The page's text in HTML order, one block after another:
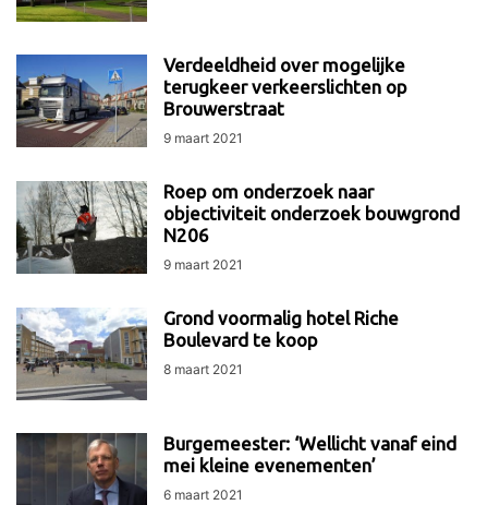
Verdeeldheid over mogelijke
terugkeer verkeerslichten op
Brouwerstraat
9 maart 2021
Roep om onderzoek naar
objectiviteit onderzoek bouwgrond
N206
9 maart 2021
Grond voormalig hotel Riche
Boulevard te koop
8 maart 2021
Burgemeester: ‘Wellicht vanaf eind
mei kleine evenementen’
6 maart 2021